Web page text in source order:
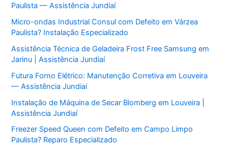
Paulista — Assistência Jundiaí
Micro-ondas Industrial Consul com Defeito em Várzea
Paulista? Instalação Especializado
Assistência Técnica de Geladeira Frost Free Samsung em
Jarinu | Assistência Jundiaí
Futura Forno Elétrico: Manutenção Corretiva em Louveira
— Assistência Jundiaí
Instalação de Máquina de Secar Blomberg em Louveira |
Assistência Jundiaí
Freezer Speed Queen com Defeito em Campo Limpo
Paulista? Reparo Especializado